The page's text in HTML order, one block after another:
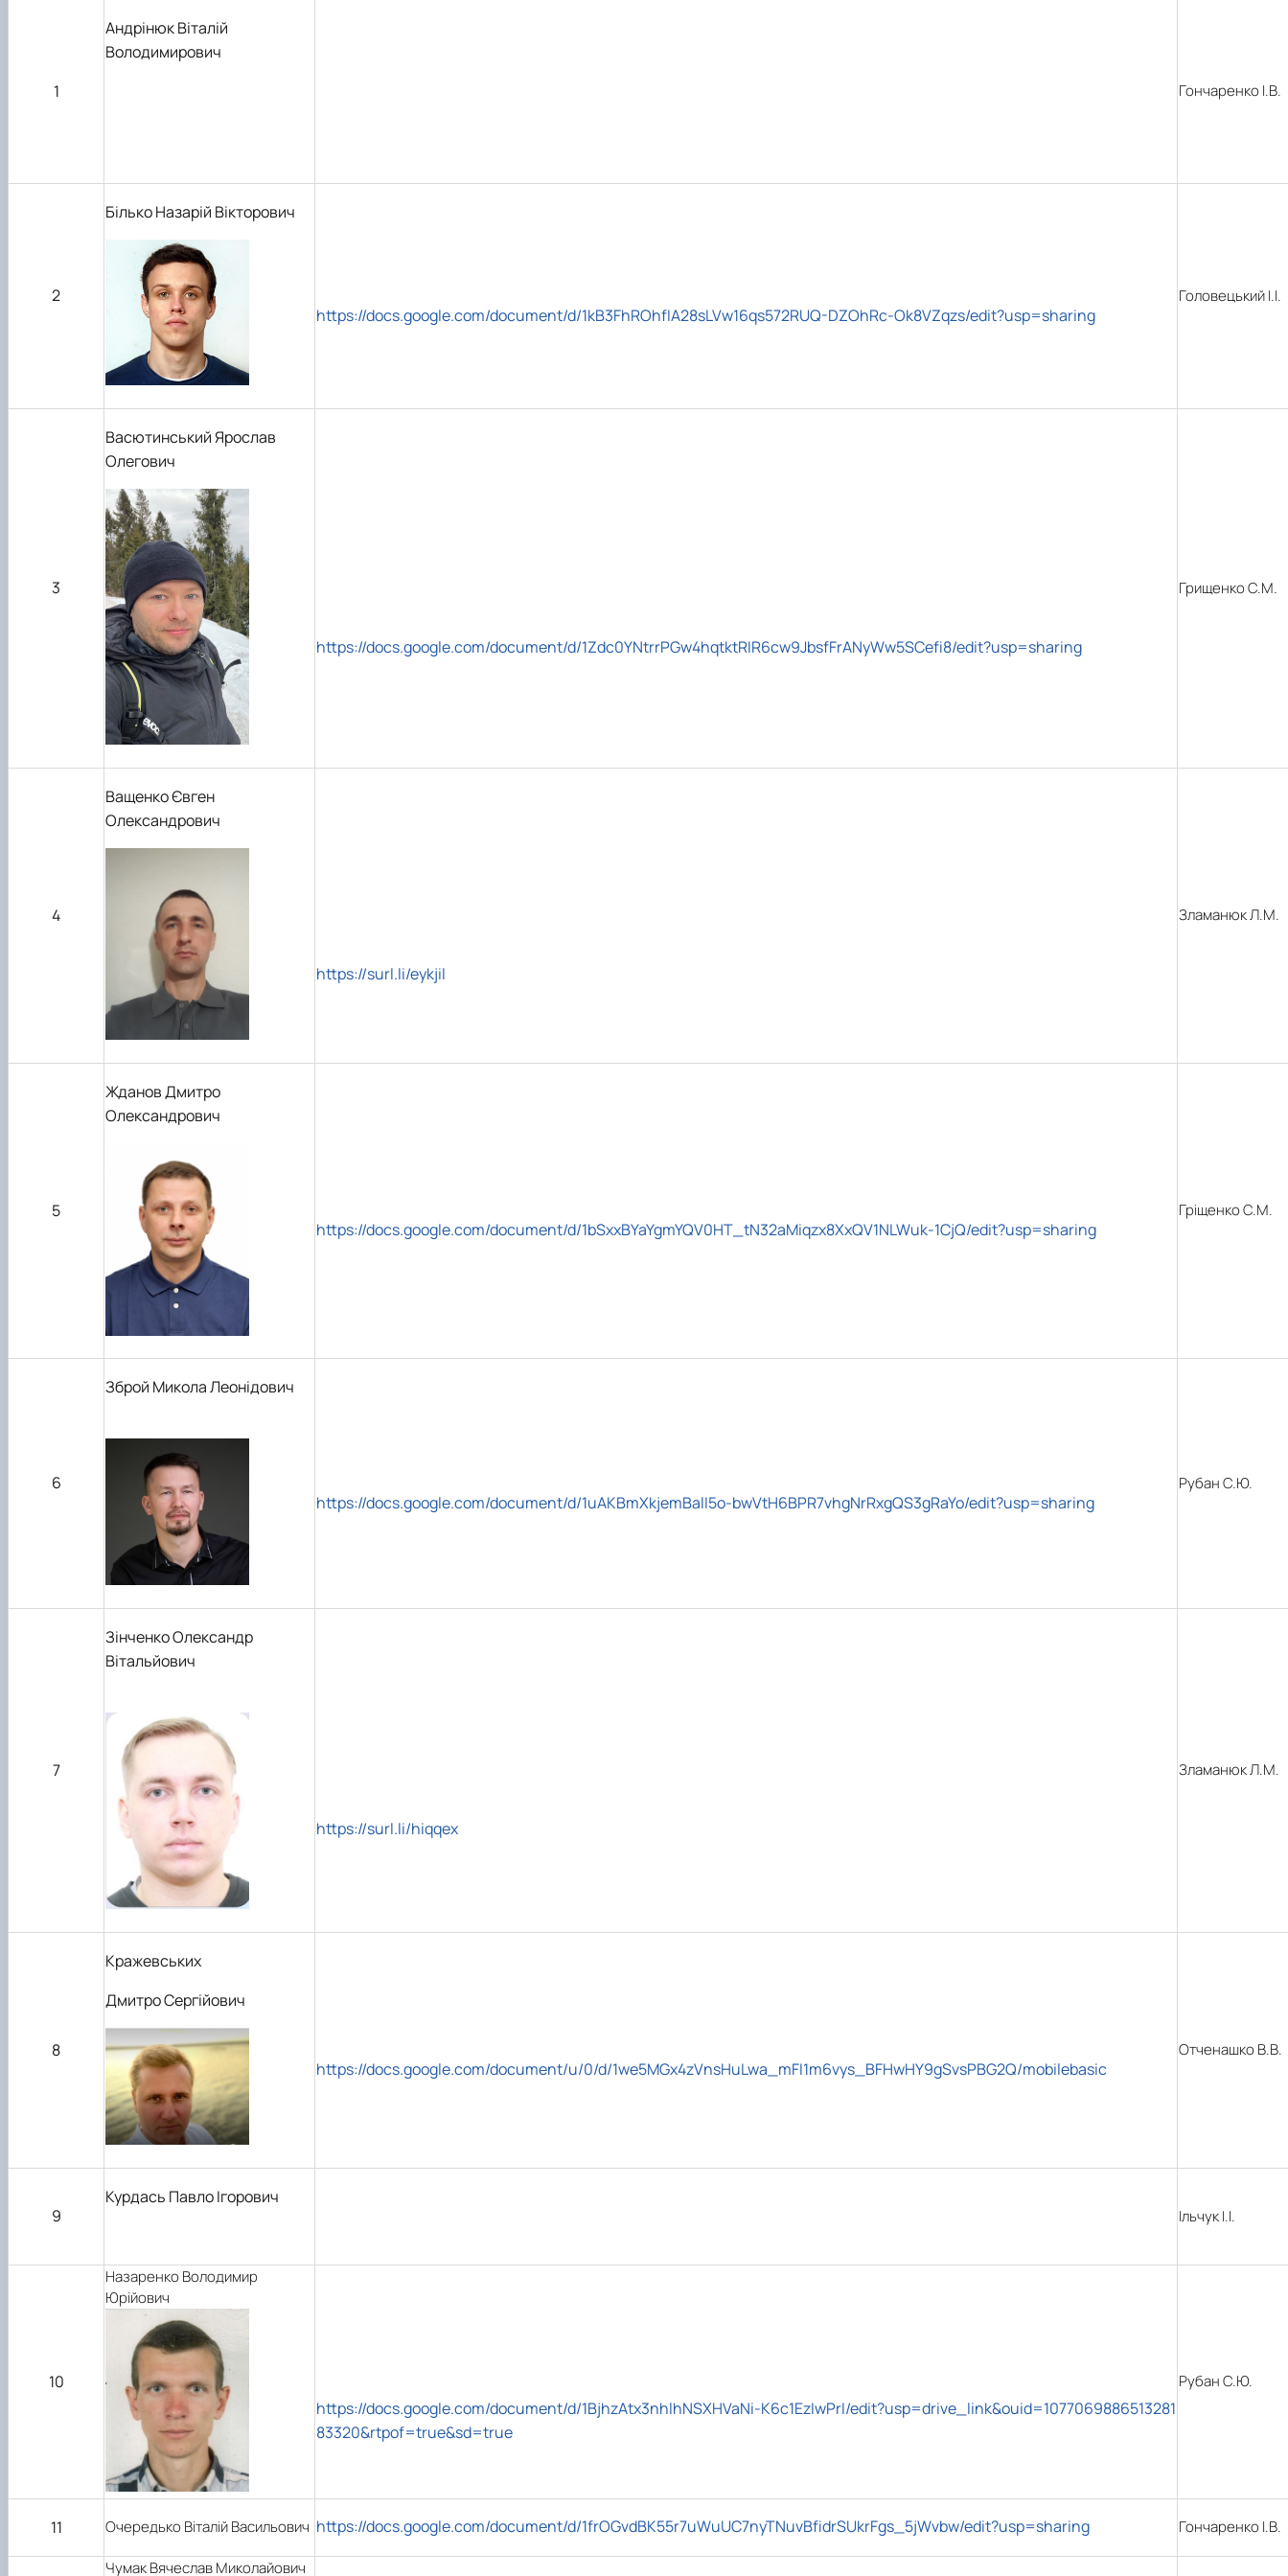
1
Андрінюк Віталій
Володимирович
Гончаренко І.В.
2
Білько Назарій Вікторович
https://docs.google.com/document/d/1kB3FhROhfIA28sLVw16qs572RUQ-DZOhRc-Ok8VZqzs/edit?usp=sharing
Головецький І.І.
3
Васютинський Ярослав
Олегович
https://docs.google.com/document/d/1Zdc0YNtrrPGw4hqtktRIR6cw9JbsfFrANyWw5SCefi8/edit?usp=sharing
Грищенко С.М.
4
Ващенко Євген
Олександрович
https://surl.li/eykjil
Зламанюк Л.М.
5
Жданов Дмитро
Олександрович
https://docs.google.com/document/d/1bSxxBYaYgmYQV0HT_tN32aMiqzx8XxQV1NLWuk-1CjQ/edit?usp=sharing
Гріщенко С.М.
6
Зброй Микола Леонідович
https://docs.google.com/document/d/1uAKBmXkjemBalI5o-bwVtH6BPR7vhgNrRxgQS3gRaYo/edit?usp=sharing
Рубан С.Ю.
7
Зінченко Олександр
Вітальйович
https://surl.li/hiqqex
Зламанюк Л.М.
8
Кражевських
Дмитро Сергійович
https://docs.google.com/document/u/0/d/1we5MGx4zVnsHuLwa_mFI1m6vys_BFHwHY9gSvsPBG2Q/mobilebasic
Отченашко В.В.
9
Курдась Павло Ігорович
Ільчук І.І.
10
Назаренко Володимир
Юрійович
https://docs.google.com/document/d/1BjhzAtx3nhlhNSXHVaNi-K6c1EzIwPrI/edit?usp=drive_link&ouid=1077069886513281
83320&rtpof=true&sd=true
Рубан С.Ю.
11 Очередько Віталій Васильович https://docs.google.com/document/d/1frOGvdBK55r7uWuUC7nyTNuvBfidrSUkrFgs_5jWvbw/edit?usp=sharing Гончаренко І.В.
Чумак Вячеслав Миколайович